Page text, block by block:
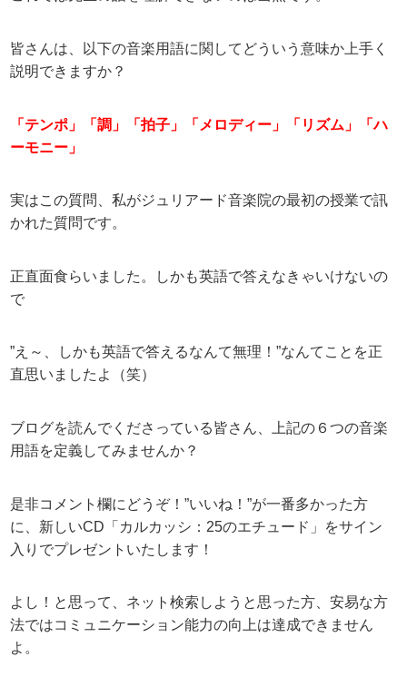
皆さんは、以下の音楽用語に関してどういう意味か上手く
説明できますか？
「テンポ」「調」「拍子」「メロディー」「リズム」「ハ
ーモニー」
実はこの質問、私がジュリアード音楽院の最初の授業で訊
かれた質問です。
正直面食らいました。しかも英語で答えなきゃいけないの
で
”え～、しかも英語で答えるなんて無理！”なんてことを正
直思いましたよ（笑）
ブログを読んでくださっている皆さん、上記の６つの音楽
用語を定義してみませんか？
是非コメント欄にどうぞ！”いいね！”が一番多かった方
に、新しいCD「カルカッシ：25のエチュード」をサイン
入りでプレゼントいたします！
よし！と思って、ネット検索しようと思った方、安易な方
法ではコミュニケーション能力の向上は達成できません
よ。